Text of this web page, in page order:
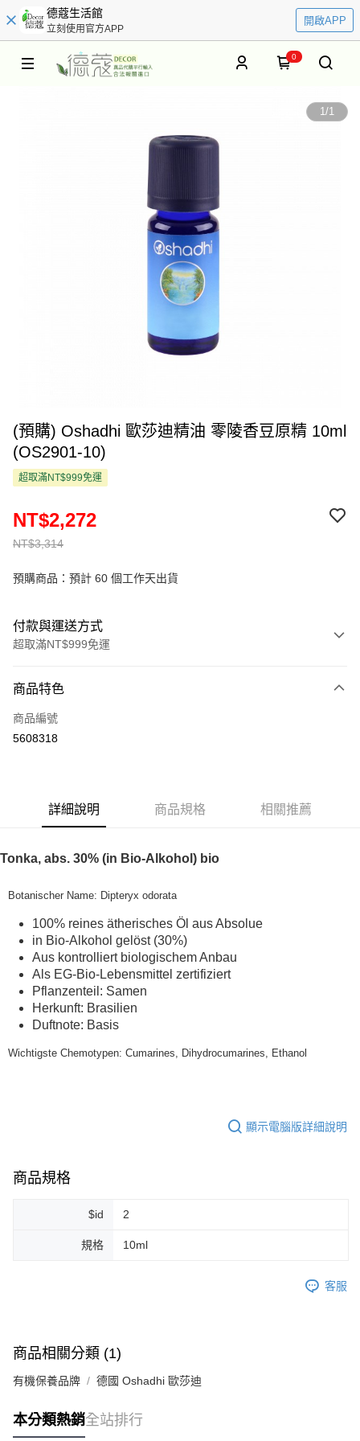
德蔻生活館
立刻使用官方APP
開啟APP
0
1/1
(預購) Oshadhi 歐莎迪精油 零陵香豆原精 10ml
(OS2901-10)
超取滿NT$999免運
NT$3,314
NT$2,272
預購商品：預計 60 個工作天出貨
付款與運送方式
超取滿NT$999免運
信用卡一次付款
超商取貨付款
街口支付
運送方式
全家取貨付款
每筆NT$80，滿NT$999(含以上)免運費
全家純取貨 (先付款
宅配
每筆NT$250，滿NT$3,000(含以上)免運費
商品特色
商品編號
5608318
詳細說明 商品規格 相關推薦
Tonka, abs. 30% (in Bio-Alkohol) bio
Botanischer Name: Dipteryx odorata
100% reines ätherisches Öl aus Absolue
in Bio-Alkohol gelöst (30%)
Aus kontrolliert biologischem Anbau
Als EG-Bio-Lebensmittel zertifiziert
Pflanzenteil: Samen
Herkunft: Brasilien
Duftnote: Basis
Wichtigste Chemotypen: Cumarines, Dihydrocumarines, Ethanol
顯示電腦版詳細說明
商品規格
$id 2
規格 10ml
客服
商品相關分類 (1)
有機保養品牌 德國 Oshadhi 歐莎迪
本分類熱銷全站排行